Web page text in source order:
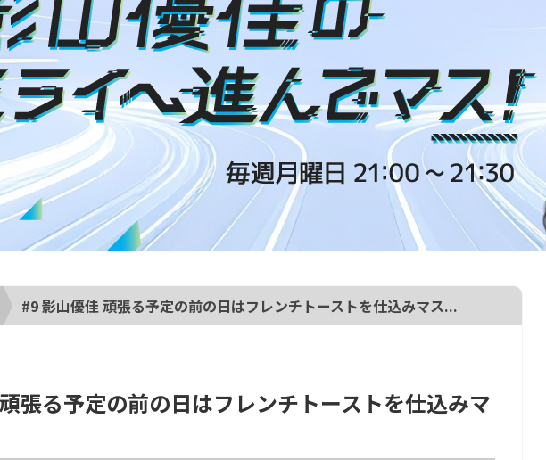
#9 影山優佳 頑張る予定の前の日はフレンチトーストを仕込みマス...
張る予定の前の日はフレンチトーストを仕込みマ